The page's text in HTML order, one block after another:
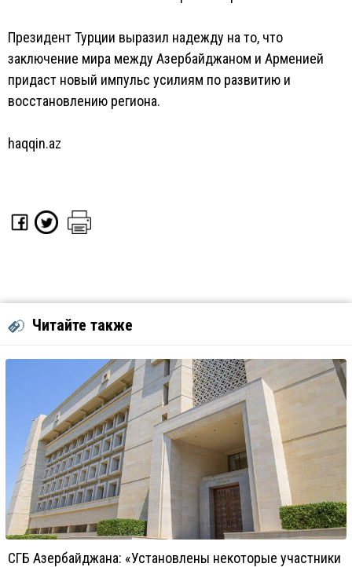
Президент Турции выразил надежду на то, что
заключение мира между Азербайджаном и Арменией
придаст новый импульс усилиям по развитию и
восстановлению региона.
haqqin.az
Читайте также
СГБ Азербайджана: «Установлены некоторые участники